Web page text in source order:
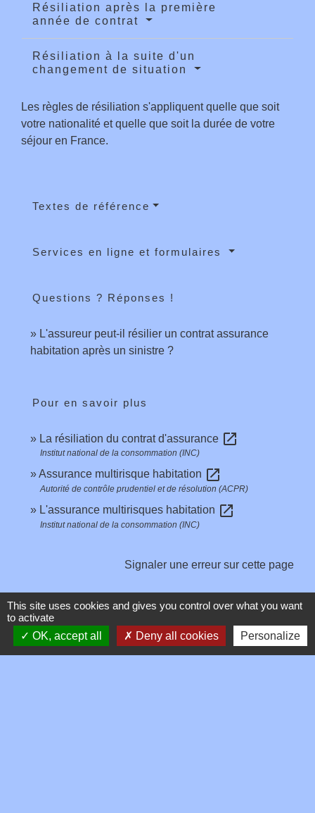
Résiliation après la première
année de contrat
Résiliation à la suite d'un
changement de situation
Les règles de résiliation s'appliquent quelle que soit
votre nationalité et quelle que soit la durée de votre
séjour en France.
Textes de référence
Services en ligne et formulaires
Questions ? Réponses !
L'assureur peut-il résilier un contrat assurance
habitation après un sinistre ?
Pour en savoir plus
La résiliation du contrat d'assurance open_in_new
Institut national de la consommation (INC)
Assurance multirisque habitation open_in_new
Autorité de contrôle prudentiel et de résolution (ACPR)
L'assurance multirisques habitation open_in_new
Institut national de la consommation (INC)
Signaler une erreur sur cette page
Contacts
This site uses cookies and gives you control over what you want
to activate
OK, accept all
Deny all cookies Personalize